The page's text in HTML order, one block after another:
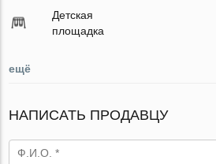
Детская
площадка
ещё
НАПИСАТЬ ПРОДАВЦУ